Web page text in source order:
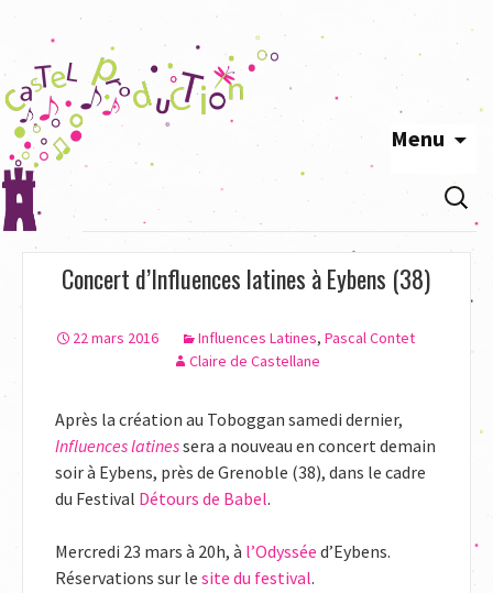
Menu
au
contenu
Concert d’Influences latines à Eybens (38)
22 mars 2016 Influences Latines,Pascal Contet
Claire de Castellane
Après la création au Toboggan samedi dernier,
Influences latinessera a nouveau en concert demain
soir à Eybens, près de Grenoble (38), dans le cadre
du Festival Détours de Babel.
Mercredi 23 mars à 20h, à l’Odyssée d’Eybens.
Réservations sur le site du festival.